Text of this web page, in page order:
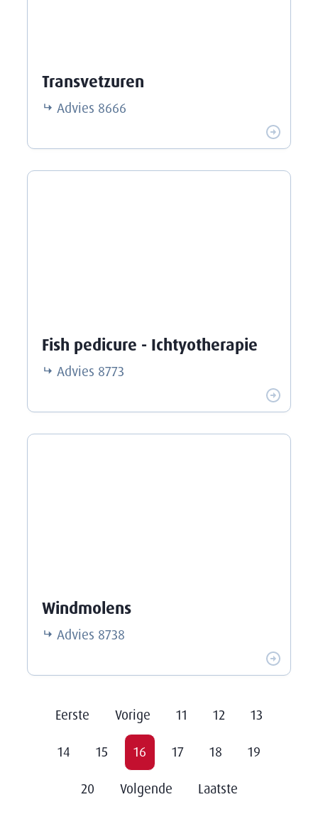
Transvetzuren
Advies 8666
Fish pedicure - Ichtyotherapie
Advies 8773
Windmolens
Advies 8738
Eerste Vorige 11 12 13
14 15 16 17 18 19
20 Volgende Laatste